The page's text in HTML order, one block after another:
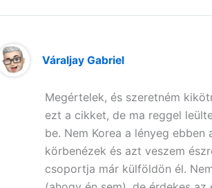
Váraljay Gabriel
Megértelek, és szeretném
ezt a cikket, de ma reggel
be. Nem Korea a lényeg ebben
körbenézek és azt veszem
csoportja már külföldön él.